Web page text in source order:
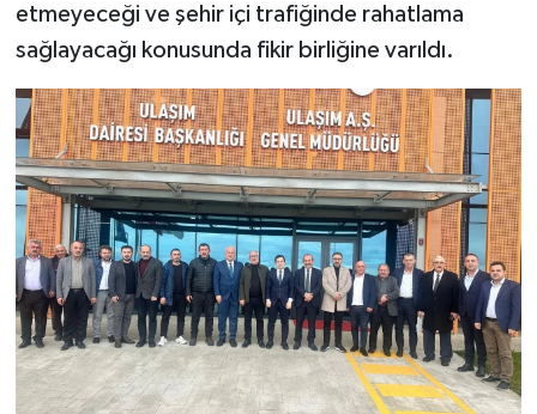
etmeyeceği ve şehir içi trafiğinde rahatlama
sağlayacağı konusunda fikir birliğine varıldı.